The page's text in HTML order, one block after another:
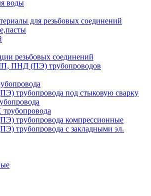
воды
для резьбовых соединений
резьбовых соединений
ПНД (ПЭ) трубопроводов
трубопровода под стыковую сварку
трубопровода компрессионные
трубопровода с закладными эл.